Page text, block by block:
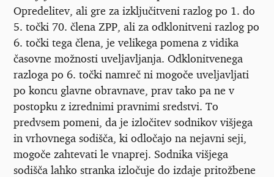
Opredelitev, ali gre za izključitveni razlog po 1. do
5. točki 70. člena ZPP, ali za odklonitveni razlog po
6. točki tega člena, je velikega pomena z vidika
časovne možnosti uveljavljanja. Odklonitvenega
razloga po 6. točki namreč ni mogoče uveljavljati
po koncu glavne obravnave, prav tako pa ne v
postopku z izrednimi pravnimi sredstvi. To
predvsem pomeni, da je izločitev sodnikov višjega
in vrhovnega sodišča, ki odločajo na nejavni seji,
mogoče zahtevati le vnaprej. Sodnika višjega
sodišča lahko stranka izločuje do izdaje pritožbene